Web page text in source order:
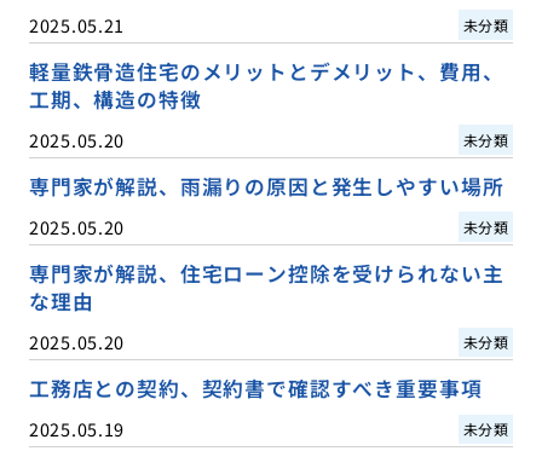
2025.05.21 未分類
軽量鉄骨造住宅のメリットとデメリット、費用、
工期、構造の特徴
2025.05.20 未分類
専門家が解説、雨漏りの原因と発生しやすい場所
2025.05.20 未分類
専門家が解説、住宅ローン控除を受けられない主
な理由
2025.05.20 未分類
工務店との契約、契約書で確認すべき重要事項
2025.05.19 未分類